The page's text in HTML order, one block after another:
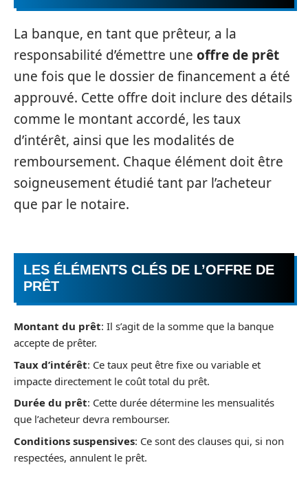
La banque, en tant que prêteur, a la
responsabilité d’émettre une offre de prêt
une fois que le dossier de financement a été
approuvé. Cette offre doit inclure des détails
comme le montant accordé, les taux
d’intérêt, ainsi que les modalités de
remboursement. Chaque élément doit être
soigneusement étudié tant par l’acheteur
que par le notaire.
LES ÉLÉMENTS CLÉS DE L’OFFRE DE
PRÊT
Montant du prêt: Il s’agit de la somme que la banque
accepte de prêter.
Taux d’intérêt: Ce taux peut être fixe ou variable et
impacte directement le coût total du prêt.
Durée du prêt: Cette durée détermine les mensualités
que l’acheteur devra rembourser.
Conditions suspensives: Ce sont des clauses qui, si non
respectées, annulent le prêt.